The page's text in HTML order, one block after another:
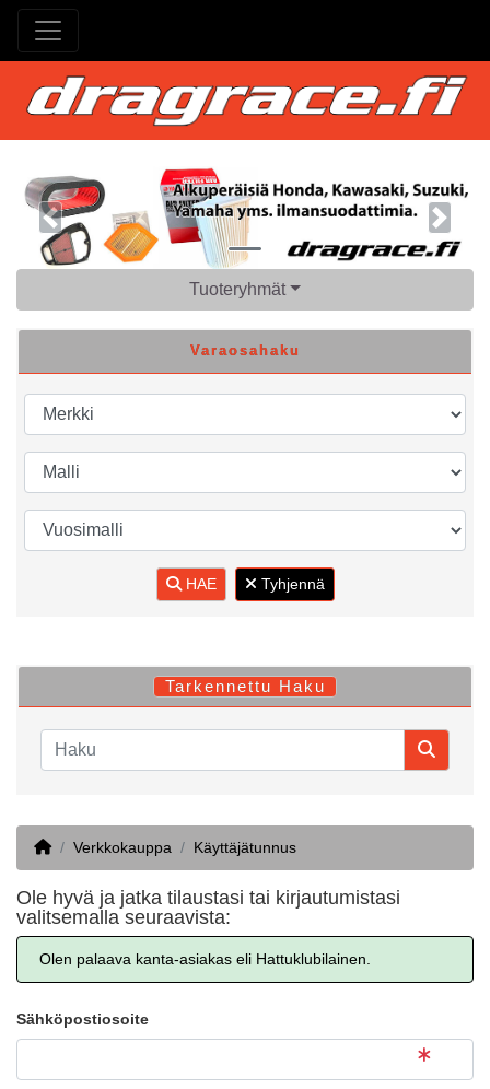
Previous Next
Tuoteryhmät
Varaosahaku
HAE Tyhjennä
Tarkennettu Haku
HomeVerkkokauppa Käyttäjätunnus
Ole hyvä ja jatka tilaustasi tai kirjautumistasi
valitsemalla seuraavista:
Olen palaava kanta-asiakas eli Hattuklubilainen.
Sähköpostiosoite